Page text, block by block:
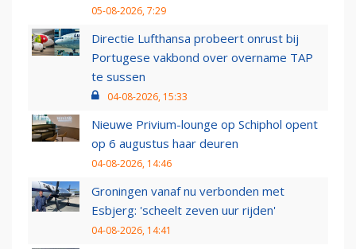
05-08-2026, 7:29
Directie Lufthansa probeert onrust bij
Portugese vakbond over overname TAP
te sussen
04-08-2026, 15:33
Nieuwe Privium-lounge op Schiphol opent
op 6 augustus haar deuren
04-08-2026, 14:46
Groningen vanaf nu verbonden met
Esbjerg: 'scheelt zeven uur rijden'
04-08-2026, 14:41